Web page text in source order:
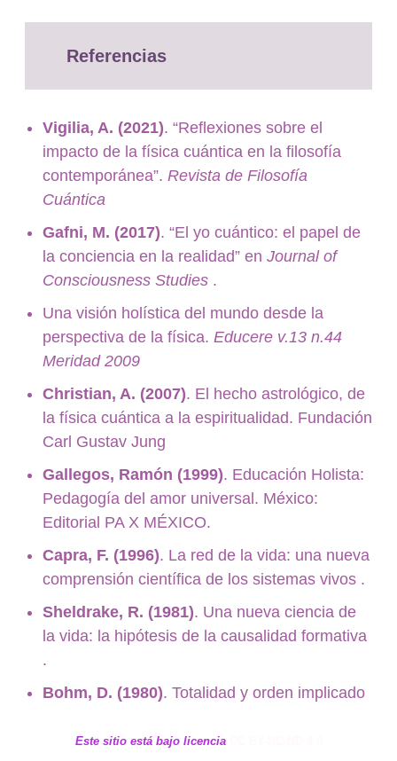
Referencias
Vigilia, A. (2021). “Reflexiones sobre el
impacto de la física cuántica en la filosofía
contemporánea”. Revista de Filosofía
Cuántica
Gafni, M. (2017). “El yo cuántico: el papel de
la conciencia en la realidad” en Journal of
Consciousness Studies.
Una visión holística del mundo desde la
perspectiva de la física. Educere v.13 n.44
Meridad 2009
Christian, A. (2007). El hecho astrológico, de
la física cuántica a la espiritualidad. Fundación
Carl Gustav Jung
Gallegos, Ramón (1999). Educación Holista:
Pedagogía del amor universal. México:
Editorial PA X MÉXICO.
Capra, F. (1996). La red de la vida: una nueva
comprensión científica de los sistemas vivos .
Sheldrake, R. (1981). Una nueva ciencia de
la vida: la hipótesis de la causalidad formativa
.
Bohm, D. (1980). Totalidad y orden implicado
Este sitio está bajo licencia